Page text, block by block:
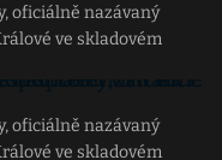
oficiálně nazávaný
ve skladovém
oficiálně nazávaný
ve skladovém